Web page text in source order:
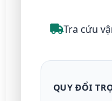
Tra cứu
QUY ĐỔI